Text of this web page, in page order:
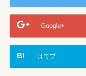
Google+
B! はてブ